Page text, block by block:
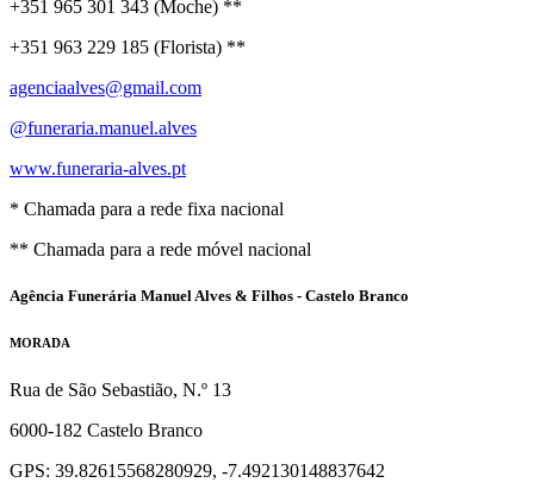
+351 965 301 343 (Moche) **
+351 963 229 185 (Florista) **
agenciaalves@gmail.com
@funeraria.manuel.alves
www.funeraria-alves.pt
* Chamada para a rede fixa nacional
** Chamada para a rede móvel nacional
Agência Funerária Manuel Alves & Filhos - Castelo Branco
MORADA
Rua de São Sebastião, N.º 13
6000-182 Castelo Branco
GPS: 39.82615568280929, -7.492130148837642